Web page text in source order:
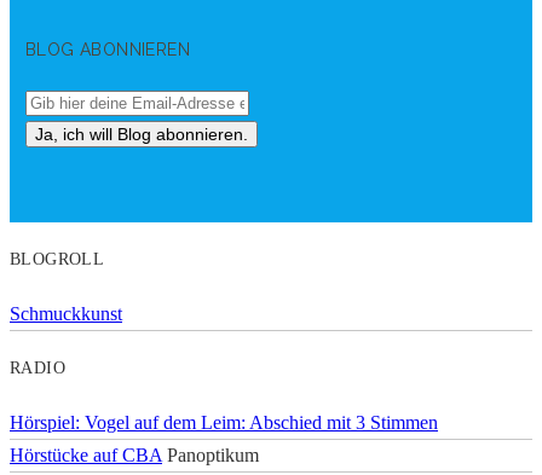
BLOG ABONNIEREN
BLOGROLL
Schmuckkunst
RADIO
Hörspiel: Vogel auf dem Leim: Abschied mit 3 Stimmen
Hörstücke auf CBA Panoptikum